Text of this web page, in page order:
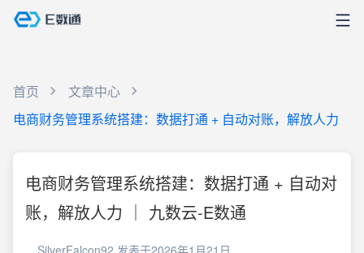
首页
文章中心
电商财务管理系统搭建：数据打通 + 自动对账，解放人力
电商财务管理系统搭建：数据打通 + 自动对
账，解放人力 ｜ 九数云-E数通
SilverFalcon92 发表于2026年1月21日